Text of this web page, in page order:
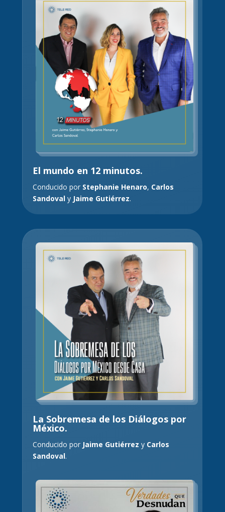
El mundo en 12 minutos.
Conducido por Stephanie Henaro, Carlos
Sandovaly Jaime Gutiérrez.
La Sobremesa de los Diálogos por
México.
Conducido por Jaime Gutiérrez y Carlos
Sandoval.